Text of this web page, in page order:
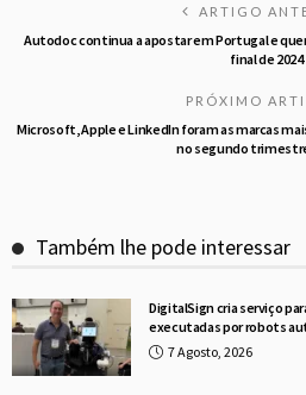
ARTIGO
Autodoc continua a apostar em Portugal e
final de 2024
PRÓXIMO
Microsoft, Apple e LinkedIn foram as marcas
no segundo
Também lhe pode interessar
DigitalSign cria serviço
executadas por robots
7 Agosto, 2026